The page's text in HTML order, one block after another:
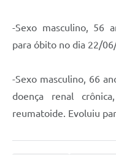
-Sexo masculino, 56
para óbito no dia 22/
-Sexo masculino, 66
doença renal
reumatoide. Evoluiu